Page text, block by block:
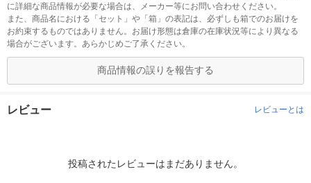
に詳細な商品情報が必要な場合は、メーカー等にお問い合わせください。
また、商品名における「セット」や「箱」の表記は、必ずしも箱でのお届けを
お約束するものではありません。お届け形態は倉庫の在庫状況等により異なる
場合がございます。あらかじめご了承ください。
商品情報の誤りを報告する
レビュー レビューとは
投稿されたレビューはまだありません。